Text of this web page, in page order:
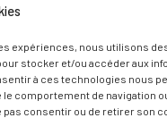
expériences, nous utilisons
stocker et/ou accéder aux
à ces technologies nous
comportement de navigation
pas consentir ou de retirer son
Charles de Gaulle
33 190 La Réole